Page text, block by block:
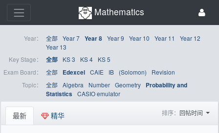
Mathematics
Year： 全部 Year 7 Year 8 Year 9 Year 10 Year 11
Year 12
Year 13
Key Stage：
全部 KS 3 KS 4
KS 5
Exam Board：
全部 Edexcel CAIE IB (Solomon)
Revision
Topic：
全部 Algebra Number Geometry
Probability and
Statistics
CASIO emulator
最新 精华 排序： 回帖时间